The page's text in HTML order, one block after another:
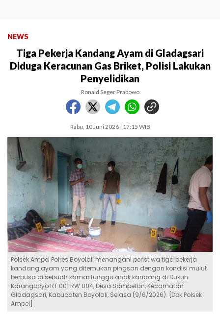
NEWS
Tiga Pekerja Kandang Ayam di Gladagsari
Diduga Keracunan Gas Briket, Polisi Lakukan
Penyelidikan
Ronald Seger Prabowo
Rabu, 10 Juni 2026 | 17:15 WIB
Polsek Ampel Polres Boyolali menangani peristiwa tiga pekerja
kandang ayam yang ditemukan pingsan dengan kondisi mulut
berbusa di sebuah kamar tunggu anak kandang di Dukuh
Karangboyo RT 001 RW 004, Desa Sampetan, Kecamatan
Gladagsari, Kabupaten Boyolali, Selasa (9/6/2026). [Dok Polsek
Ampel]